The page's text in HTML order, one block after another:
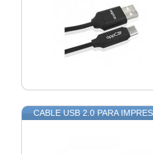
CABLE USB 2.0 PARA